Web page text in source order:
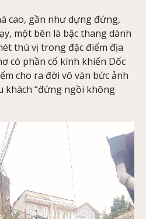
cao, gần như dựng đứng,
một bên là bậc thang dành
thú vị trong đặc điểm địa
có phần cổ kính khiến Dốc
cho ra đời vô vàn bức ảnh
khách “đứng ngồi không